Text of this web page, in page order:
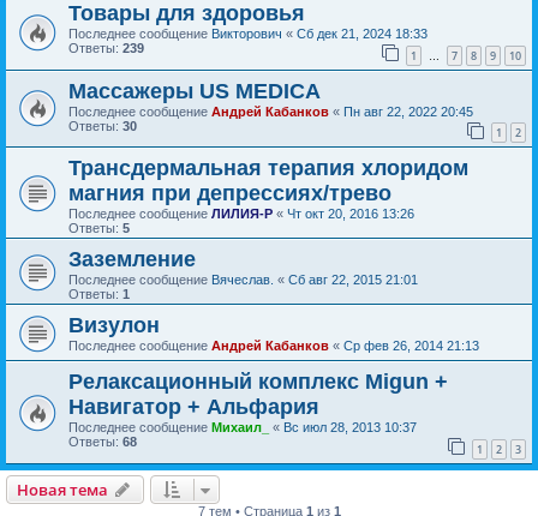
Товары для здоровья
Последнее сообщение Викторович « Сб дек 21, 2024 18:33
Ответы: 239 1 … 7 8 9 10
Массажеры US MEDICA
Последнее сообщение Андрей Кабанков « Пн авг 22, 2022 20:45
Ответы: 30 1 2
Трансдермальная терапия хлоридом
магния при депрессиях/трево
Последнее сообщение ЛИЛИЯ-Р « Чт окт 20, 2016 13:26
Ответы: 5
Заземление
Последнее сообщение Вячеслав. « Сб авг 22, 2015 21:01
Ответы: 1
Визулон
Последнее сообщение Андрей Кабанков « Ср фев 26, 2014 21:13
Релаксационный комплекс Migun +
Навигатор + Альфария
Последнее сообщение Михаил_ « Вс июл 28, 2013 10:37
Ответы: 68 1 2 3
Новая тема
7 тем • Страница 1 из 1